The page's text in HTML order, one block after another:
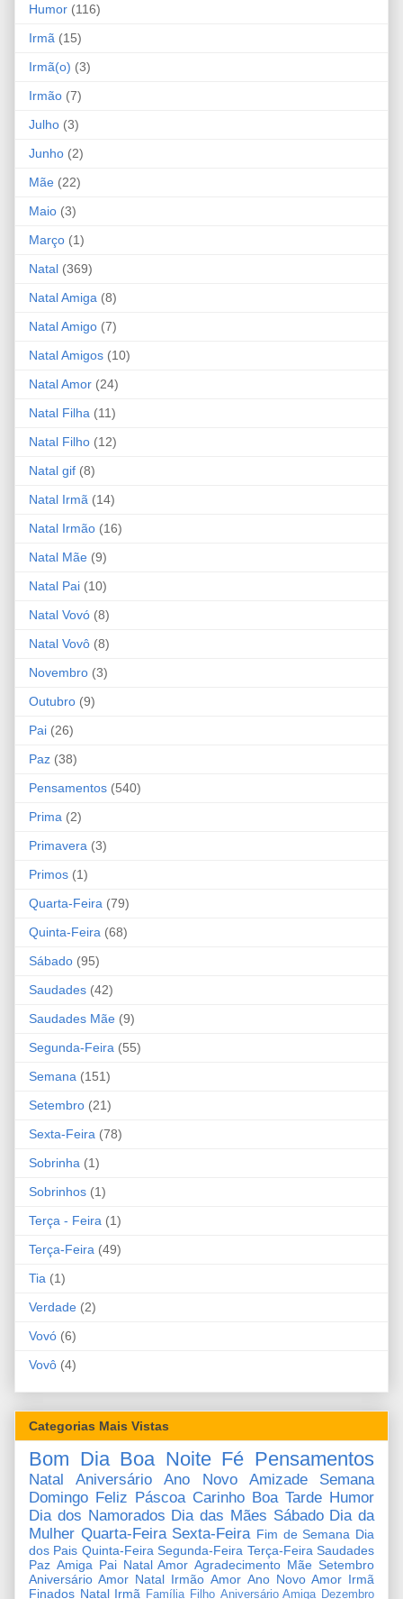
Humor (116)
Irmã (15)
Irmã(o) (3)
Irmão (7)
Julho (3)
Junho (2)
Mãe (22)
Maio (3)
Março (1)
Natal (369)
Natal Amiga (8)
Natal Amigo (7)
Natal Amigos (10)
Natal Amor (24)
Natal Filha (11)
Natal Filho (12)
Natal gif (8)
Natal Irmã (14)
Natal Irmão (16)
Natal Mãe (9)
Natal Pai (10)
Natal Vovó (8)
Natal Vovô (8)
Novembro (3)
Outubro (9)
Pai (26)
Paz (38)
Pensamentos (540)
Prima (2)
Primavera (3)
Primos (1)
Quarta-Feira (79)
Quinta-Feira (68)
Sábado (95)
Saudades (42)
Saudades Mãe (9)
Segunda-Feira (55)
Semana (151)
Setembro (21)
Sexta-Feira (78)
Sobrinha (1)
Sobrinhos (1)
Terça - Feira (1)
Terça-Feira (49)
Tia (1)
Verdade (2)
Vovó (6)
Vovô (4)
Categorias Mais Vistas
Bom Dia Boa Noite Fé Pensamentos
Natal Aniversário Ano Novo Amizade
Semana
Domingo Feliz Páscoa Carinho Boa Tarde Humor
Dia dos Namorados Dia das Mães Sábado Dia da
Mulher Quarta-Feira Sexta-Feira Fim de Semana Dia
dos Pais Quinta-Feira Segunda-Feira Terça-Feira Saudades
Paz Amiga Pai Natal Amor Agradecimento Mãe Setembro
Aniversário Amor Natal Irmão Amor Ano Novo Amor Irmã
Finados Natal Irmã Família Filho Aniversário Amiga Dezembro